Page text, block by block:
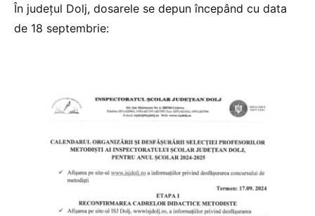
În județul Dolj, dosarele se depun începând cu data
de 18 septembrie: